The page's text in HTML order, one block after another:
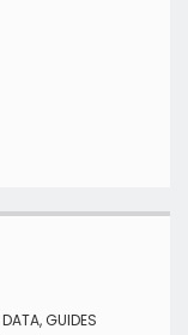
DATA,GUIDES